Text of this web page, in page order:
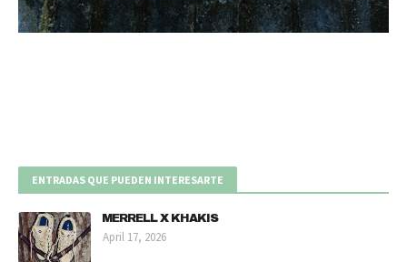
ENTRADAS QUE PUEDEN INTERESARTE
MERRELL X KHAKIS
April 17, 2026